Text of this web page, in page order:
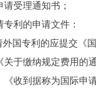
受理通知书；
利的申请文件：
国专利的应提交《
关于缴纳规定费用的
《收到据称为国际申